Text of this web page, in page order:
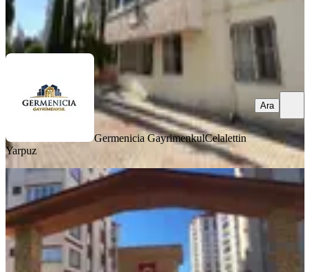
Germenicia GayrimenkulCelalettin Yarpuz
Ara
Germenicia GayrimenkulCelalettin
Yarpuz
Ara
YENİ
Reos Gayrimenkulden İpeksaray
Sitesinde 200m² Kiralık 5+1
Onikişubat, Boğaziçi Mahallesi
5+1·250 m²·11. Kat 05.08.2026